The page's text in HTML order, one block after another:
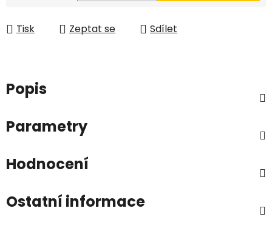
Tisk Zeptat se Sdílet
Popis
Parametry
Hodnocení
Ostatní informace